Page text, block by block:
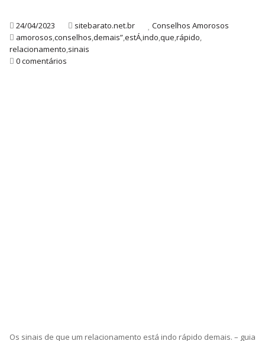
24/04/2023 sitebarato.net.br
Conselhos Amorosos
amorosos,conselhos,demais”,estÁ,indo,que,rápido,
relacionamento,sinais
0 comentários
Os sinais de que um relacionamento está indo rápido demais. – guia